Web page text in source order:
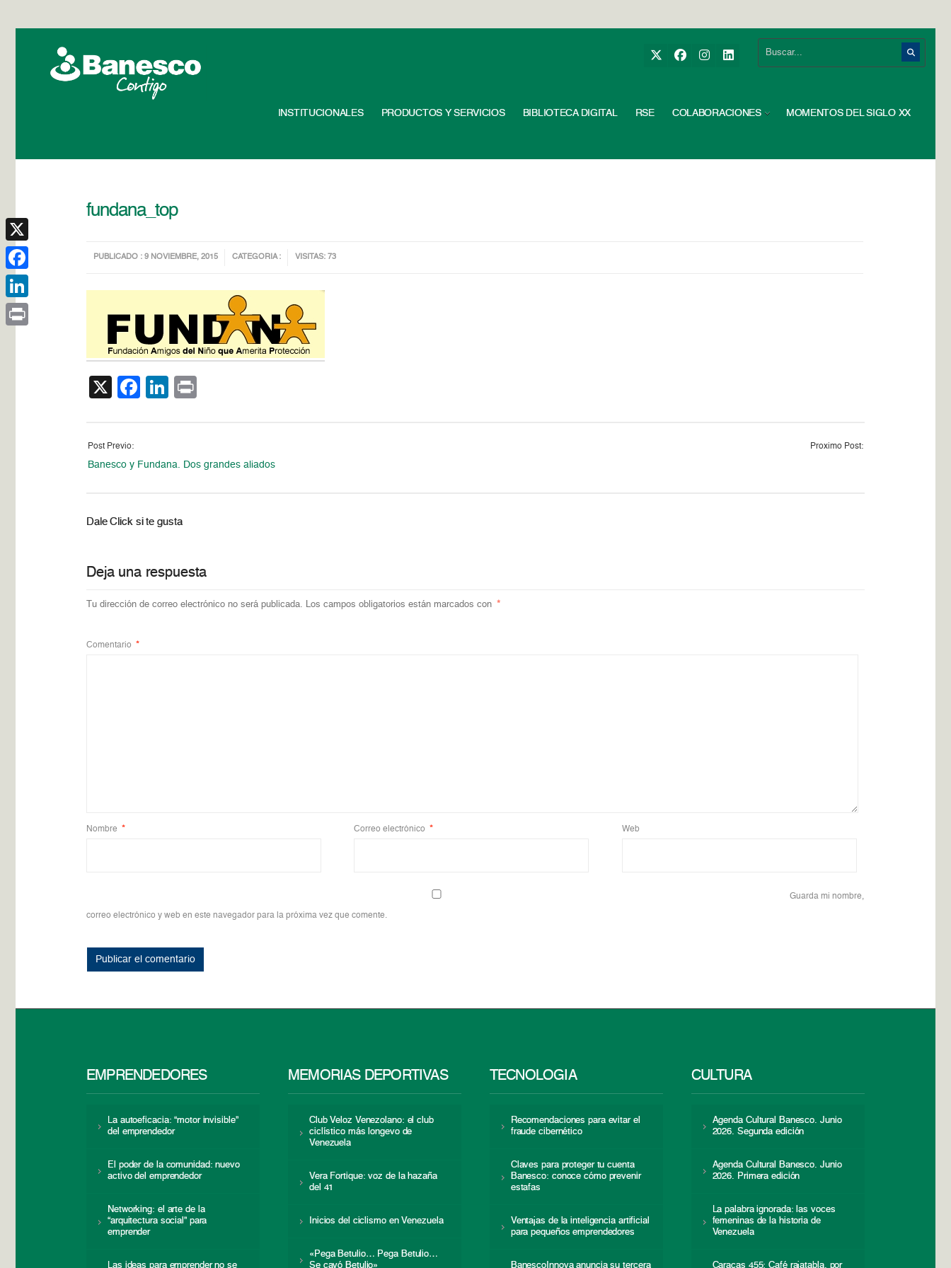
INSTITUCIONALES PRODUCTOS Y SERVICIOS BIBLIOTECA DIGITAL RSE COLABORACIONES MOMENTOS DEL SIGLO XX
fundana_top
PUBLICADO : 9 NOVIEMBRE, 2015 CATEGORIA : VISITAS: 73
X Facebook
LinkedIn
Post Previo:
Banesco y Fundana. Dos grandes aliados
Proximo Post:
Dale Click si te gusta
Deja una respuesta
Tu dirección de correo electrónico no será publicada. Los campos obligatorios están marcados con *
Comentario *
Nombre * Correo electrónico * Web
Guarda mi nombre,
correo electrónico y web en este navegador para la próxima vez que comente.
EMPRENDEDORES
La autoeficacia: “motor invisible”
del emprendedor
El poder de la comunidad: nuevo
activo del emprendedor
Networking: el arte de la
“arquitectura social” para
emprender
Las ideas para emprender no se
MEMORIAS DEPORTIVAS
Club Veloz Venezolano: el club
ciclístico más longevo de
Venezuela
Vera Fortique: voz de la hazaña
del 41
Inicios del ciclismo en Venezuela
«Pega Betulio… Pega Betulio…
Se cayó Betulio»
TECNOLOGÍA
Recomendaciones para evitar el
fraude cibernético
Claves para proteger tu cuenta
Banesco: conoce cómo prevenir
estafas
Ventajas de la inteligencia artificial
para pequeños emprendedores
BanescoInnova anuncia su tercera
CULTURA
Agenda Cultural Banesco. Junio
2026. Segunda edición
Agenda Cultural Banesco. Junio
2026. Primera edición
La palabra ignorada: las voces
femeninas de la historia de
Venezuela
Caracas 455: Café rajatabla, por
X
Facebook
LinkedIn